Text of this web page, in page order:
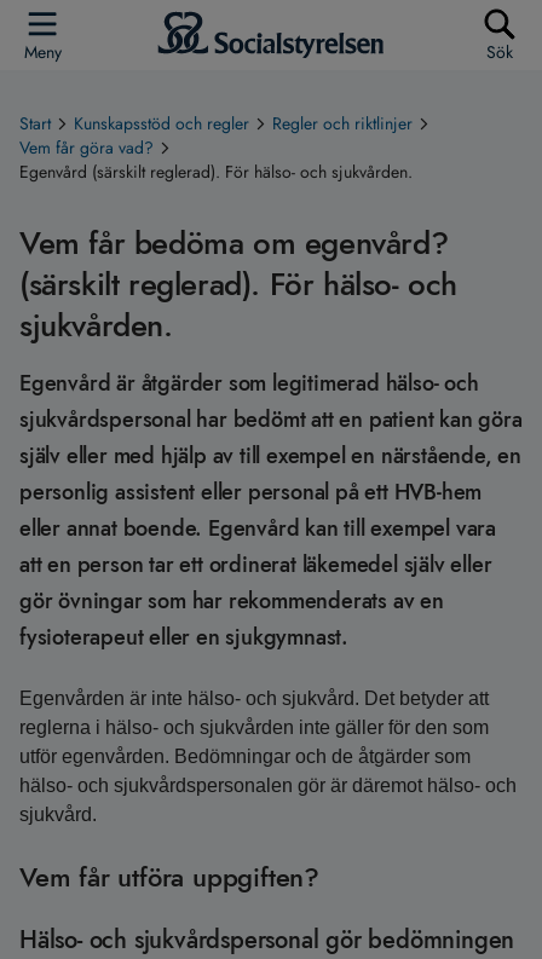
Meny Sök
Start Kunskapsstöd och regler
Regler och riktlinjer
Vem får göra vad?
Egenvård (särskilt reglerad). För hälso- och sjukvården.
Vem får bedöma om egenvård?
(särskilt reglerad). För hälso- och
sjukvården.
Egenvård är åtgärder som legitimerad hälso- och
sjukvårdspersonal har bedömt att en patient kan göra
själv eller med hjälp av till exempel en närstående, en
personlig assistent eller personal på ett HVB-hem
eller annat boende. Egenvård kan till exempel vara
att en person tar ett ordinerat läkemedel själv eller
gör övningar som har rekommenderats av en
fysioterapeut eller en sjukgymnast.
Egenvården är inte hälso- och sjukvård. Det betyder att
reglerna i hälso- och sjukvården inte gäller för den som
utför egenvården. Bedömningar och de åtgärder som
hälso- och sjukvårdspersonalen gör är däremot hälso- och
sjukvård.
Vem får utföra uppgiften?
Hälso- och sjukvårdspersonal gör bedömningen